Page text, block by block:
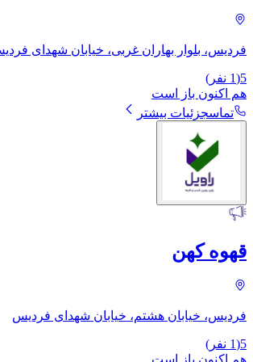
فردیس، بلوار بهاران غربی، خیابان شهدای
5
(
1 نفر)
هم اکنون باز است
تماسجزئیات بیشتر
قهوه کهن
فردیس، خیابان هشتم، خیابان شهدای فردیس
5
(
1 نفر)